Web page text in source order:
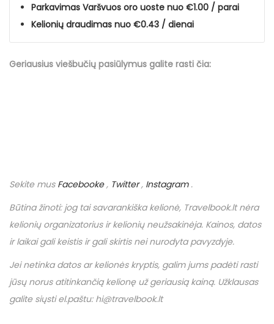
Parkavimas Varšvuos oro uoste nuo €1.00 / parai
Kelionių draudimas nuo €0.43 / dienai
Geriausius viešbučių pasiūlymus galite rasti čia:
Sekite mus Facebooke, Twitter, Instagram.
Būtina žinoti: jog tai savarankiška kelionė, Travelbook.ltnėra
kelionių organizatorius ir kelionių neužsakinėja. Kainos, datos
ir laikai gali keistis ir gali skirtis nei nurodyta pavyzdyje.
Jei netinka datos ar kelionės kryptis, galim jums padėti rasti
jūsų norus atitinkančią kelionę už geriausią kainą. Užklausas
galite siųsti el.paštu: hi@travelbook.lt